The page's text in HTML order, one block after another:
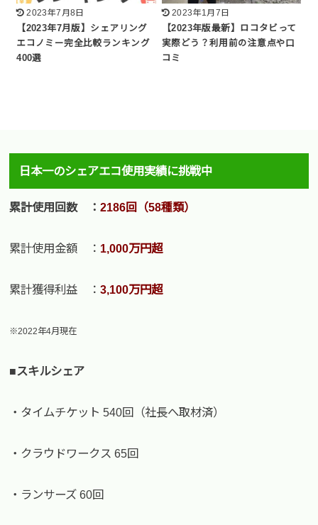
2023年7月8日
【2023年7月版】シェアリング
エコノミー完全比較ランキング
400選
2023年1月7日
【2023年版最新】ロコタビって
実際どう？利用前の注意点や口
コミ
日本一のシェアエコ使用実績に挑戦中
累計使用回数 ：2186回（58種類）
累計使用金額 ： 1,000万円超
累計獲得利益 ：3,100万円超
※2022年4月現在
■スキルシェア
・タイムチケット 540回（社長へ取材済）
・クラウドワークス 65回
・ランサーズ 60回